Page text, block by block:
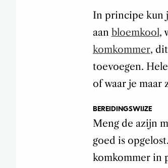
In principe kun
aan bloemkool,
komkommer,
toevoegen.
of waar je maar
BEREIDINGSWIJZE
Meng de azijn
goed is
komkommer in